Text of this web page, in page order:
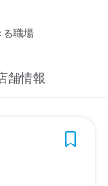
る職場
舗情報
社員で10,000〜1
っかり稼げま
社員で10,000〜1
っかり稼げま
期勤務歓迎
期勤務歓迎